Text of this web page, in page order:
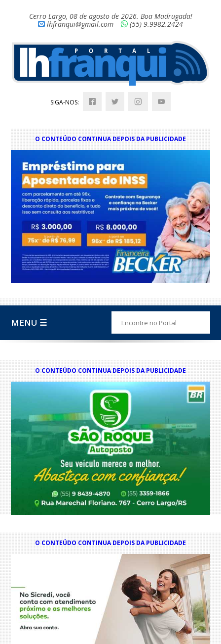
Cerro Largo, 08 de agosto de 2026. Boa Madrugada!
lhfranqui@gmail.com
(55) 9.9982.2424
SIGA-NOS:
O CONTEÚDO CONTINUA DEPOIS DA PUBLICIDADE
MENU ☰
O CONTEÚDO CONTINUA DEPOIS DA PUBLICIDADE
O CONTEÚDO CONTINUA DEPOIS DA PUBLICIDADE